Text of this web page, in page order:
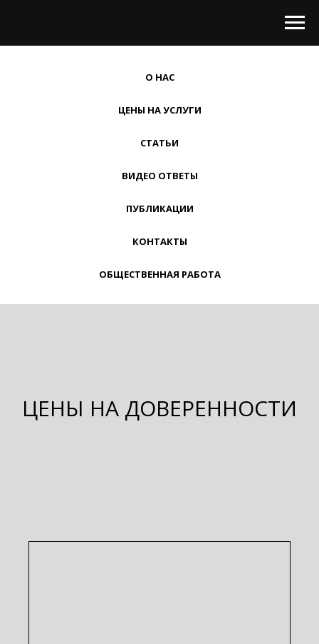
О НАС
ЦЕНЫ НА УСЛУГИ
СТАТЬИ
ВИДЕО ОТВЕТЫ
ПУБЛИКАЦИИ
КОНТАКТЫ
ОБЩЕСТВЕННАЯ РАБОТА
ЦЕНЫ НА ДОВЕРЕННОСТИ